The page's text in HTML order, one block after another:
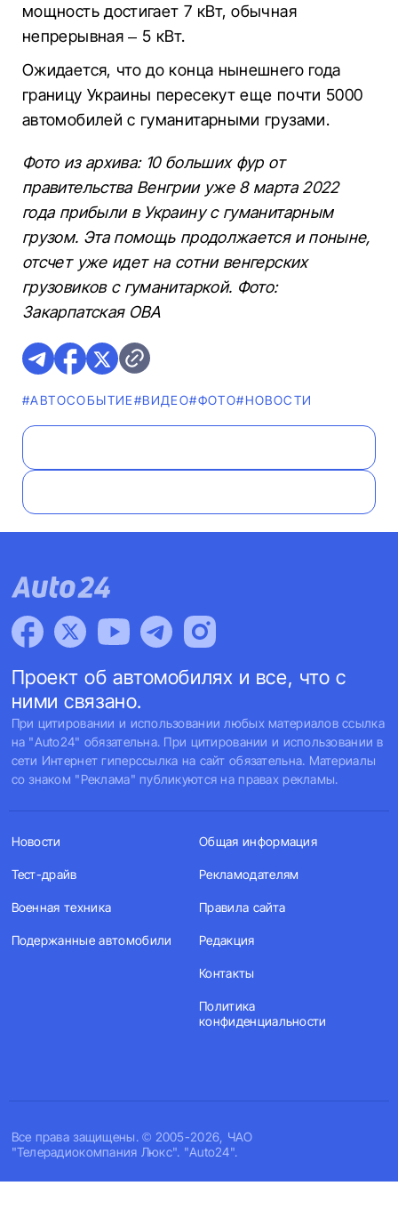
мощность достигает 7 кВт, обычная
непрерывная – 5 кВт.
Ожидается, что до конца нынешнего года
границу Украины пересекут еще почти 5000
автомобилей с гуманитарными грузами.
Фото из архива: 10 больших фур от
правительства Венгрии уже 8 марта 2022
года прибыли в Украину с гуманитарным
грузом. Эта помощь продолжается и поныне,
отсчет уже идет на сотни венгерских
грузовиков с гуманитаркой. Фото:
Закарпатская ОВА
#АВТОСОБЫТИЕ#ВИДЕО#ФОТО#НОВОСТИ
Проект об автомобилях и все, что с
ними связано.
При цитировании и использовании любых материалов ссылка
на "Auto24" обязательна. При цитировании и использовании в
сети Интернет гиперссылка на сайт обязательна. Материалы
со знаком "Реклама" публикуются на правах рекламы.
Все права защищены. © 2005-2026, ЧАО
"Телерадиокомпания Люкс". "Auto24".
Новости
Тест-драйв
Военная техника
Подержанные автомобили
Общая информация
Рекламодателям
Правила сайта
Редакция
Контакты
Политика
конфиденциальности